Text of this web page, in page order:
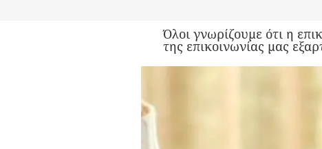
Όλοι γνωρίζουμε ότι η
της επικοινωνίας μας